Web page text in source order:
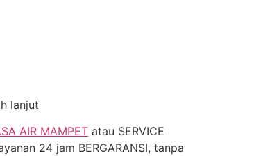
lanjut
AIR MAMPET atau SERVICE
24 jam BERGARANSI, tanpa